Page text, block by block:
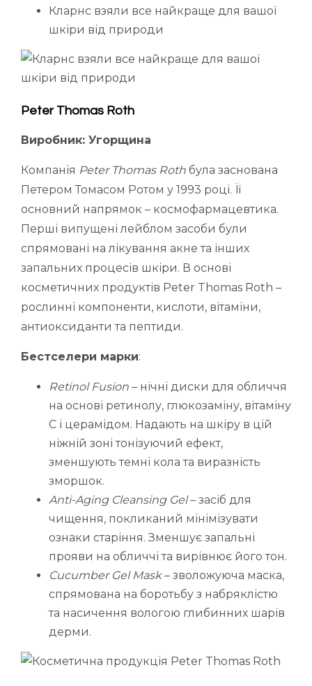
Кларнс взяли все найкраще для вашої
шкіри від природи
Peter Thomas Roth
Виробник: Угорщина
Компанія Peter Thomas Roth була заснована
Петером Томасом Ротом у 1993 році. Її
основний напрямок – космофармацевтика.
Перші випущені лейблом засоби були
спрямовані на лікування акне та інших
запальних процесів шкіри. В основі
косметичних продуктів Peter Thomas Roth –
рослинні компоненти, кислоти, вітаміни,
антиоксиданти та пептиди.
Бестселери марки:
Retinol Fusion – нічні диски для обличчя
на основі ретинолу, глюкозаміну, вітаміну
С і церамідом. Надають на шкіру в цій
ніжній зоні тонізуючий ефект,
зменшують темні кола та виразність
зморшок.
Anti-Aging Cleansing Gel– засіб для
чищення, покликаний мінімізувати
ознаки старіння. Зменшує запальні
прояви на обличчі та вирівнює його тон.
Cucumber Gel Mask– зволожуюча маска,
спрямована на боротьбу з набряклістю
та насичення вологою глибинних шарів
дерми.